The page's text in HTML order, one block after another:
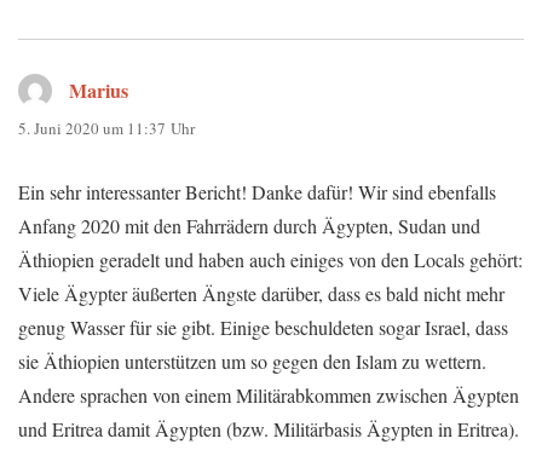
Marius
5. Juni 2020 um 11:37 Uhr
Ein sehr interessanter Bericht! Danke dafür! Wir sind ebenfalls
Anfang 2020 mit den Fahrrädern durch Ägypten, Sudan und
Äthiopien geradelt und haben auch einiges von den Locals gehört:
Viele Ägypter äußerten Ängste darüber, dass es bald nicht mehr
genug Wasser für sie gibt. Einige beschuldeten sogar Israel, dass
sie Äthiopien unterstützen um so gegen den Islam zu wettern.
Andere sprachen von einem Militärabkommen zwischen Ägypten
und Eritrea damit Ägypten (bzw. Militärbasis Ägypten in Eritrea).